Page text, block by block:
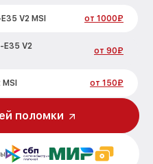
V2 MSI от 1000₽
E35 V2
от 90₽
от 150₽
поломки